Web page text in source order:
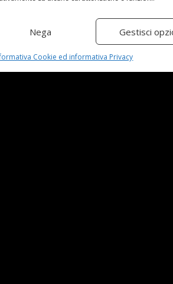
Nega Gestisci
Cookie ed informativa Privacy